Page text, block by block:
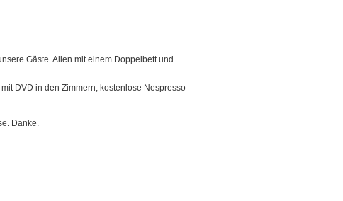
Gäste. Allen mit einem Doppelbett und
DVD in den Zimmern, kostenlose Nespresso
Danke.